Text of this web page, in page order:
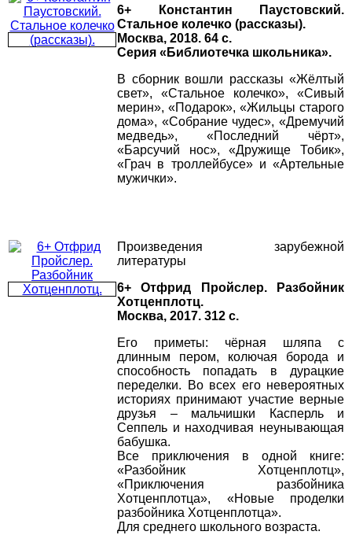
6+ Константин Паустовский.
Стальное колечко (рассказы).
Москва, 2018. 64 с.
Серия «Библиотечка школьника».
В сборник вошли рассказы «Жёлтый
свет», «Стальное колечко», «Сивый
мерин», «Подарок», «Жильцы старого
дома», «Собрание чудес», «Дремучий
медведь», «Последний чёрт»,
«Барсучий нос», «Дружище Тобик»,
«Грач в троллейбусе» и «Артельные
мужички».
Произведения зарубежной
литературы
6+ Отфрид Пройслер. Разбойник
Хотценплотц.
Москва, 2017. 312 с.
Его приметы: чёрная шляпа с
длинным пером, колючая борода и
способность попадать в дурацкие
переделки. Во всех его невероятных
историях принимают участие верные
друзья – мальчишки Касперль и
Сеппель и находчивая неунывающая
бабушка.
Все приключения в одной книге:
«Разбойник Хотценплотц»,
«Приключения разбойника
Хотценплотца», «Новые проделки
разбойника Хотценплотца».
Для среднего школьного возраста.